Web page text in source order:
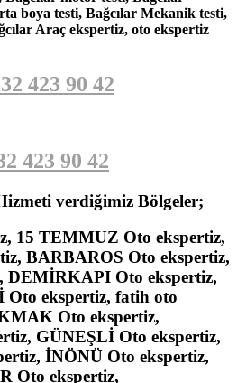
boya testi, Bağcılar Mekanik testi,
Araç ekspertiz, oto ekspertiz
423 90 42
423 90 42
verdiğimiz Bölgeler;
15 TEMMUZ Oto ekspertiz,
BARBAROS Oto ekspertiz,
DEMİRKAPI Oto ekspertiz,
ekspertiz, fatih oto
Oto ekspertiz,
GÜNEŞLİ Oto ekspertiz,
İNÖNÜ Oto ekspertiz,
Oto ekspertiz,